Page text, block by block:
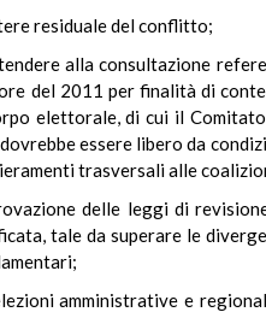
residuale del conflitto;
alla consultazione
del 2011 per finalità di
elettorale, di cui il
essere libero da
trasversali alle
delle leggi di
tale da superare le
amministrative e